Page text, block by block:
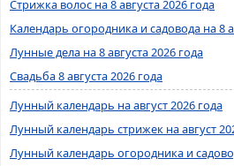
Стрижка волос на 8 августа 2026 года
Календарь огородника и садовода на 8
Лунные дела на 8 августа 2026 года
Свадьба 8 августа 2026 года
Лунный календарь на август 2026 года
Лунный календарь стрижек на август
Лунный календарь огородника и